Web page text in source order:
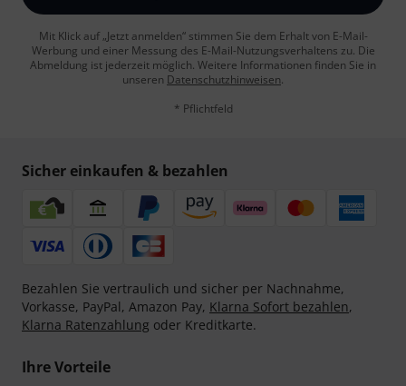
Mit Klick auf „Jetzt anmelden“ stimmen Sie dem Erhalt von E-Mail-
Werbung und einer Messung des E-Mail-Nutzungsverhaltens zu. Die
Abmeldung ist jederzeit möglich. Weitere Informationen finden Sie in
unseren Datenschutzhinweisen.
* Pflichtfeld
Sicher einkaufen & bezahlen
Bezahlen Sie vertraulich und sicher per Nachnahme,
Vorkasse, PayPal, Amazon Pay, Klarna Sofort bezahlen,
Klarna Ratenzahlung oder Kreditkarte.
Ihre Vorteile